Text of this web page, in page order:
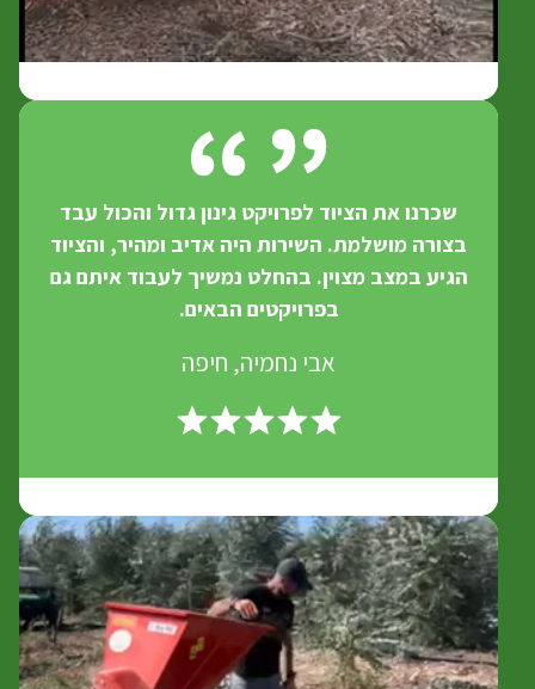
שכרנו את הציוד לפרויקט גינון גדול והכול עבד
בצורה מושלמת. השירות היה אדיב ומהיר, והציוד
הגיע במצב מצוין. בהחלט נמשיך לעבוד איתם גם
בפרויקטים הבאים.
אבי נחמיה, חיפה